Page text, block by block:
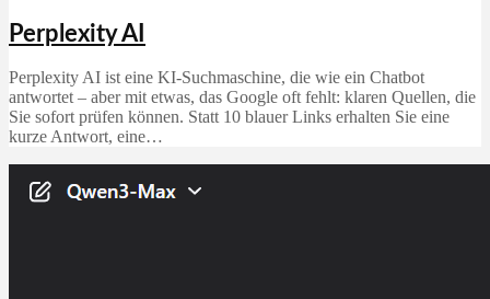
Perplexity AI
Perplexity AI ist eine KI-Suchmaschine, die wie ein Chatbot
antwortet – aber mit etwas, das Google oft fehlt: klaren Quellen, die
Sie sofort prüfen können. Statt 10 blauer Links erhalten Sie eine
kurze Antwort, eine…